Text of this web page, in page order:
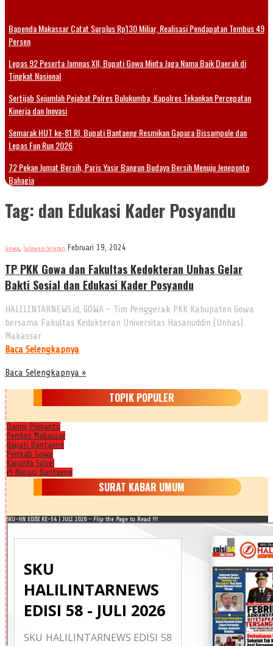
Bapenda Makassar Catat Surplus Rp130 Miliar, Realisasi Pendapatan Tembus 49
Persen
Lepas 92 Peserta Jamnas XII, Bupati Gowa Minta Jaga Nama Baik Daerah di
Tingkat Nasional
Sertijab Sejumlah Pejabat Polres Bulukumba, Kapolres Tekankan Percepatan
Kinerja dan Inovasi
Semarak HUT ke-81 RI, Bupati Bantaeng Resmikan Gapura Bissampole dan
Lepas Fun Run 2026
72 Pekan Jumat Bersih, Paris Yasir Bangun Budaya Bersih Menuju Jeneponto
Bahagia
Tag: dan Edukasi Kader Posyandu
Gowa, Sulawesi Selatan Februari 19, 2024
TP PKK Gowa dan Fakultas Kedokteran Unhas Gelar
Bakti Sosial dan Edukasi Kader Posyandu
HALILINTARNEWS.id, GOWA – Tim Penggerak PKK Kabupaten Gowa
bersama Fakultas Kedokteran Universitas Hasanuddin (Unhas)
Makassar
Baca Selengkapnya
Baca Selengkapnya »
TOPIK POPULER
Danny Pomanto
Pemkot Makassar
Bupati Bantaeng
Pemkab Gowa
Kapolda Sulsel
Pj Bupati Bantaeng
SURAT KABAR UMUM
SKU-HN EDISI KE-54 | JULI 2026 - Flip the Page to Read !!!